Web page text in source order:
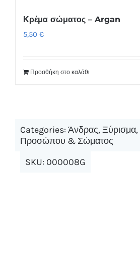
Κρέμα σώματος – Argan
5,50 €
Προσθήκη στο καλάθι
Categories: Άνδρας,Ξύρισμα,
Προσώπου & Σώματος
SKU: 000008G